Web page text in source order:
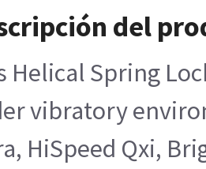
del
Helical Spring
vibratory
HiSpeed Qxi,